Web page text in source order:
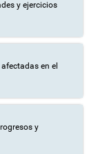
y ejercicios
en el
y